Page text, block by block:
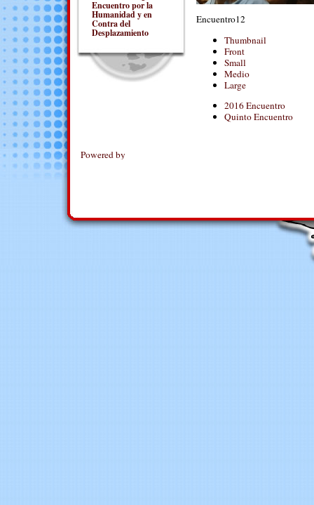
Encuentro por la
Humanidad y en
Contra del
Desplazamiento
Encuentro12
Thumbnail
Front
Small
Medio
Large
2016 Encuentro
Quinto Encuentro